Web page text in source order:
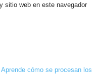
sitio web en este navegador
Aprende cómo se procesan los